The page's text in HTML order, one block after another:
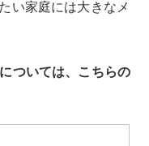
約16円
、ここでは